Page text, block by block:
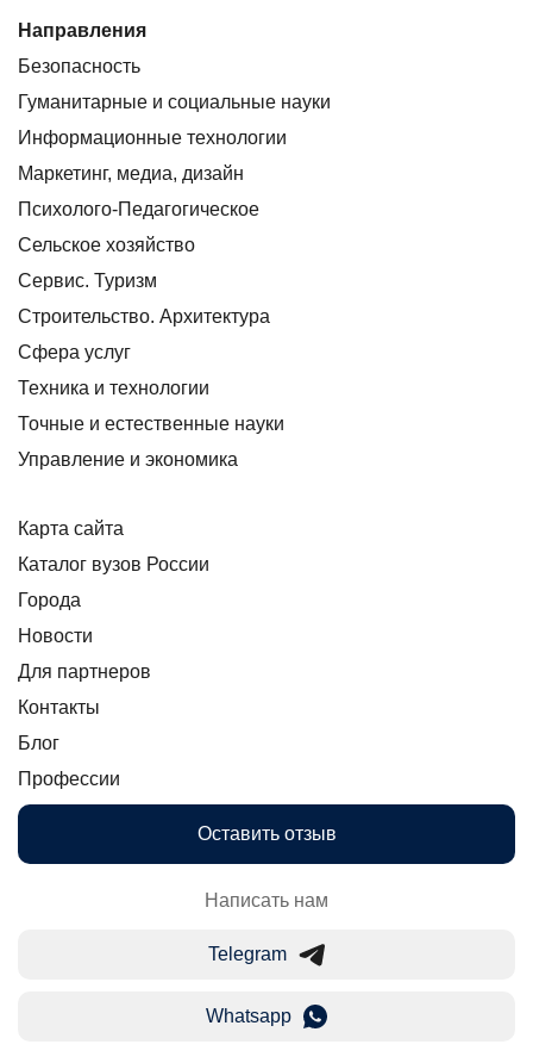
Направления
Безопасность
Гуманитарные и социальные науки
Информационные технологии
Маркетинг, медиа, дизайн
Психолого-Педагогическое
Сельское хозяйство
Сервис. Туризм
Строительство. Архитектура
Сфера услуг
Техника и технологии
Точные и естественные науки
Управление и экономика
Карта сайта
Каталог вузов России
Города
Новости
Для партнеров
Контакты
Блог
Профессии
Оставить отзыв
Написать нам
Telegram
Whatsapp